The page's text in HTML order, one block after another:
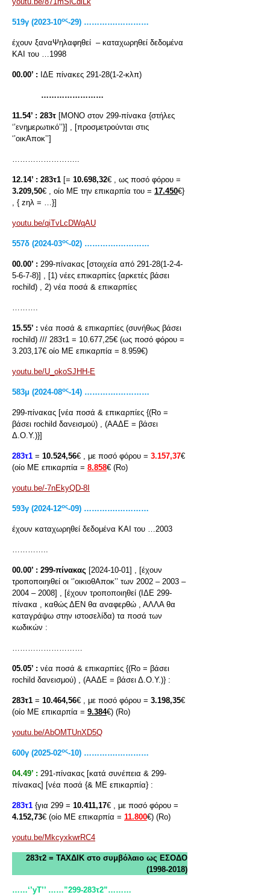
519γ (2023-10ος-29) ………….…………
έχουν ξαναΨηλαφηθεί – καταχωρηθεί δεδομένα
ΚΑΙ του …1998
00.00’ : ΙΔΕ πίνακες 291-28(1-2-κλπ)
……………………
11.54’ : 283τ [ΜΟΝΟ στον 299-πίνακα {στήλες
‘’ενημερωτικό’’}] , [προσμετρούνται στις
‘’οικΑποκ’’]
……………………..
12.14’ : 283τ1 [= 10.698,32€ , ως ποσό φόρου =
3.209,50€ , οίο ΜΕ την επικαρπία του = 17.450€}
, { zηλ = …}]
youtu.be/qiTvLcDWqAU
557δ (2024-03ος-02) ………….…………
00.00’ : 299-πίνακας [στοιχεία από 291-28(1-2-4-
5-6-7-8)] , [1) νέες επικαρπίες {αρκετές βάσει
rochild) , 2) νέα ποσά & επικαρπίες
……….
15.55’ : νέα ποσά & επικαρπίες (συνήθως βάσει
rochild) /// 283τ1 = 10.677,25€ (ως ποσό φόρου =
3.203,17€ οίο ΜΕ επικαρπία = 8.959€)
youtu.be/U_okoSJHH-E
583μ (2024-08ος-14) ………….…………
299-πίνακας [νέα ποσά & επικαρπίες {(Rο =
βάσει rochild δανεισμού) , (ΑΑΔΕ = βάσει
Δ.Ο.Υ.)}]
283τ1 = 10.524,56€ , με ποσό φόρου = 3.157,37€
(οίο ΜΕ επικαρπία = 8.858€ (Rο)
youtu.be/-7nEkyQD-8I
593γ (2024-12ος-09) ………….…………
έχουν καταχωρηθεί δεδομένα ΚΑΙ του …2003
…………..
00.00’ : 299-πίνακας [2024-10-01] , [έχουν
τροποποιηιθεί οι ‘’οικιοθΑποκ’’ των 2002 – 2003 –
2004 – 2008] , [έχουν τροποποιηθεί (ΙΔΕ 299-
πίνακα , καθώς ΔΕΝ θα αναφερθώ , ΑΛΛΑ θα
καταγράψω στην ιστοσελίδα) τα ποσά των
κωδικών :
………………………
05.05’ : νέα ποσά & επικαρπίες {(Rο = βάσει
rochild δανεισμού) , (ΑΑΔΕ = βάσει Δ.Ο.Υ.)} :
283τ1 = 10.464,56€ , με ποσό φόρου = 3.198,35€
(οίο ΜΕ επικαρπία = 9.384€) (Rο)
youtu.be/AbOMTUnXD5Q
600γ (2025-02ος-10) ………….…………
04.49’ : 291-πίνακας [κατά συνέπεια & 299-
πίνακας] [νέα ποσά {& ΜΕ επικαρπία} :
283τ1 {για 299 = 10.411,17€ , με ποσό φόρου =
4.152,73€ (οίο ΜΕ επικαρπία = 11.800€) (Rο)
youtu.be/MkcyxkwrRC4
283τ2 = ΤΑΧΔΙΚ στο συμβόλαιο ως ΕΣΟΔΟ
(1998-2018)
……‘’yT’’ ……”299-283τ2”………